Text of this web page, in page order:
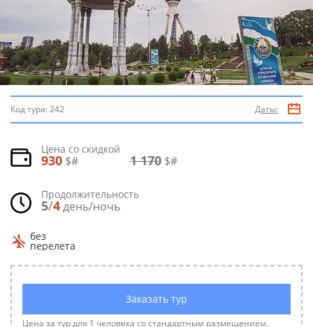
Код тура:242 Даты:
Цена со скидкой
930 $# 1 170 $#
Продолжительность
5/4день/ночь
без
перелета
Заказать тур
Цена за тур для 1 человека со стандартным размещением.